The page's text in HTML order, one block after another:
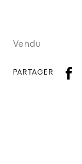
Vendu
PARTAGER f